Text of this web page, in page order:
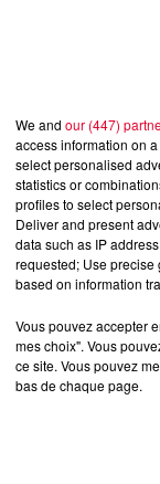
du mardi 3
www.danceone.fr,
dance, EDM,
politique-de-
We and our (447)
access information on
select personalised
statistics or
profiles to select
Deliver and present
data such as IP
requested; Use precise
based on information
Vous pouvez accepter
mes choix". Vous
ce site. Vous pouvez
bas de chaque page.